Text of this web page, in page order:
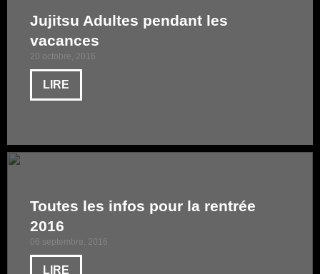
Jujitsu Adultes pendant les
vacances
20 octobre, 2016
LIRE
Toutes les infos pour la rentrée
2016
06 septembre, 2016
LIRE